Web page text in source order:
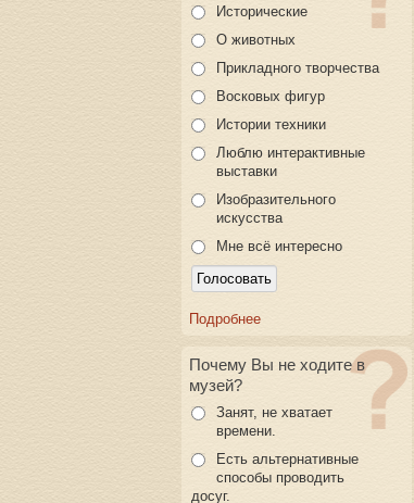
Исторические
О животных
Прикладного творчества
Восковых фигур
Истории техники
Люблю интерактивные
выставки
Изобразительного
искусства
Мне всё интересно
Подробнее
Почему Вы не ходите в
музей?
Занят, не хватает
времени.
Есть альтернативные
способы проводить
досуг.